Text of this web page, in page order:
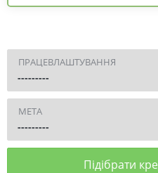
ПРАЦЕВЛАШТУВАННЯ
МЕТА
Підібрати